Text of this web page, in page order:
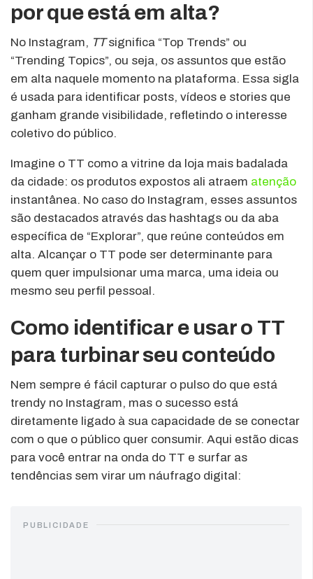
por que está em alta?
No Instagram, TTsignifica “Top Trends” ou
“Trending Topics”, ou seja, os assuntos que estão
em alta naquele momento na plataforma. Essa sigla
é usada para identificar posts, vídeos e stories que
ganham grande visibilidade, refletindo o interesse
coletivo do público.
Imagine o TT como a vitrine da loja mais badalada
da cidade: os produtos expostos ali atraem atenção
instantânea. No caso do Instagram, esses assuntos
são destacados através das hashtags ou da aba
específica de “Explorar”, que reúne conteúdos em
alta. Alcançar o TT pode ser determinante para
quem quer impulsionar uma marca, uma ideia ou
mesmo seu perfil pessoal.
Como identificar e usar o TT
para turbinar seu conteúdo
Nem sempre é fácil capturar o pulso do que está
trendy no Instagram, mas o sucesso está
diretamente ligado à sua capacidade de se conectar
com o que o público quer consumir. Aqui estão dicas
para você entrar na onda do TT e surfar as
tendências sem virar um náufrago digital:
PUBLICIDADE